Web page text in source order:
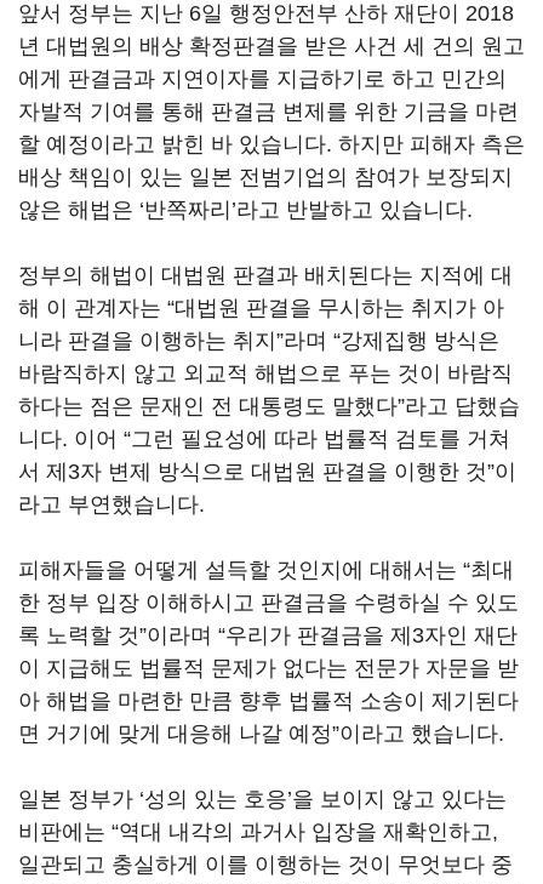
앞서 정부는 지난 6일 행정안전부 산하 재단이 2018
년 대법원의 배상 확정판결을 받은 사건 세 건의 원고
에게 판결금과 지연이자를 지급하기로 하고 민간의
자발적 기여를 통해 판결금 변제를 위한 기금을 마련
할 예정이라고 밝힌 바 있습니다. 하지만 피해자 측은
배상 책임이 있는 일본 전범기업의 참여가 보장되지
않은 해법은 ‘반쪽짜리’라고 반발하고 있습니다.
정부의 해법이 대법원 판결과 배치된다는 지적에 대
해 이 관계자는 “대법원 판결을 무시하는 취지가 아
니라 판결을 이행하는 취지”라며 “강제집행 방식은
바람직하지 않고 외교적 해법으로 푸는 것이 바람직
하다는 점은 문재인 전 대통령도 말했다”라고 답했습
니다. 이어 “그런 필요성에 따라 법률적 검토를 거쳐
서 제3자 변제 방식으로 대법원 판결을 이행한 것”이
라고 부연했습니다.
피해자들을 어떻게 설득할 것인지에 대해서는 “최대
한 정부 입장 이해하시고 판결금을 수령하실 수 있도
록 노력할 것”이라며 “우리가 판결금을 제3자인 재단
이 지급해도 법률적 문제가 없다는 전문가 자문을 받
아 해법을 마련한 만큼 향후 법률적 소송이 제기된다
면 거기에 맞게 대응해 나갈 예정”이라고 했습니다.
일본 정부가 ‘성의 있는 호응’을 보이지 않고 있다는
비판에는 “역대 내각의 과거사 입장을 재확인하고,
일관되고 충실하게 이를 이행하는 것이 무엇보다 중